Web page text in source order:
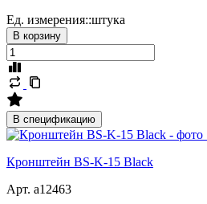
Ед. измерения::штука
В корзину
В спецификацию
Кронштейн BS-K-15 Black
Арт. a12463